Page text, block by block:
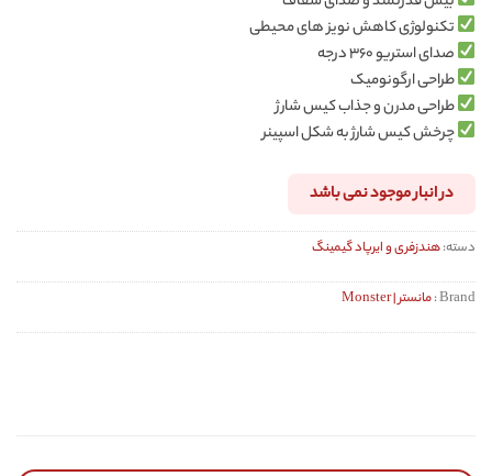
تکنولوژی کاهش نویز های محیطی
صدای استریو ۳۶۰ درجه
طراحی ارگونومیک
طراحی مدرن و جذاب کیس شارژ
چرخش کیس شارژ به شکل اسپینر
در انبار موجود نمی باشد
دسته:هندزفری و ایرپاد گیمینگ
Brand : مانستر | Monster